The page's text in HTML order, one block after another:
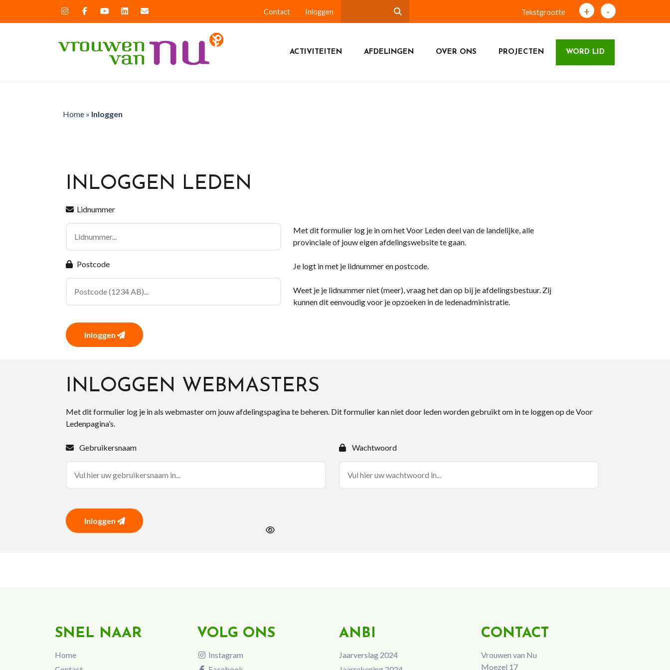
Contact Inloggen Tekstgrootte + -
ACTIVITEITEN AFDELINGEN OVER ONS PROJECTEN WORD LID
Home» Inloggen
INLOGGEN LEDEN
Lidnummer
Postcode
Inloggen
Met dit formulier log je in om het Voor Leden deel van de landelijke, alle
provinciale of jouw eigen afdelingswebsite te gaan.
Je logt in met je lidnummer en postcode.
Weet je je lidnummer niet (meer), vraag het dan op bij je afdelingsbestuur. Zij
kunnen dit eenvoudig voor je opzoeken in de ledenadministratie.
INLOGGEN WEBMASTERS
Met dit formulier log je in als webmaster om jouw afdelingspagina te beheren. Dit formulier kan niet door leden worden gebruikt om in te loggen op de Voor
Ledenpagina’s.
Gebruikersnaam Wachtwoord
Inloggen
SNEL NAAR
Home
VOLG ONS
Instagram
ANBI
Jaarverslag 2024
CONTACT
Vrouwen van Nu
Moezel 17